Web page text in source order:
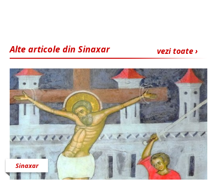
vezi toate ›
Alte articole din Sinaxar
Sinaxar